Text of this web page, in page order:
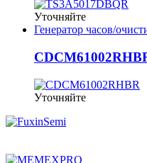
Уточняйте
Генератор часов/
Уточняйте